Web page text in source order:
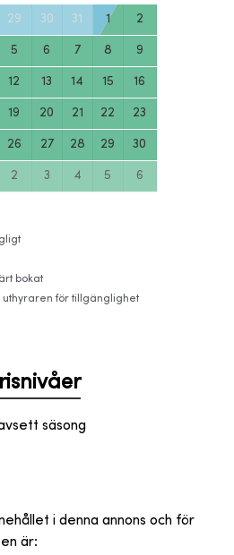
29 30 31 1 2
5 6 7 8 9
12 13 14 15 16
19 20 21 22 23
26 27 28 29 30
2 3 4 5 6
bokat
uthyraren för tillgänglighet
säsong
i denna annons och för
är: